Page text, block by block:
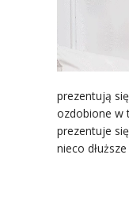
prezentują się
ozdobione w
prezentuje
nieco